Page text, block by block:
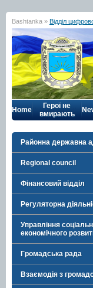
Bashtanka » Відділ
Home
Герої не
вмирають
Районна державна
Regional council
Фінансовий відділ
Регуляторна
Управління
економічного
Громадська рада
Взаємодія з